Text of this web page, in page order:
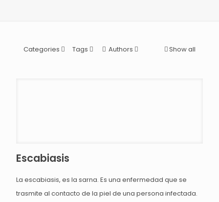
Categories Tags Authors Show all
Escabiasis
La escabiasis, es la sarna. Es una enfermedad que se
trasmite al contacto de la piel de una persona infectada.